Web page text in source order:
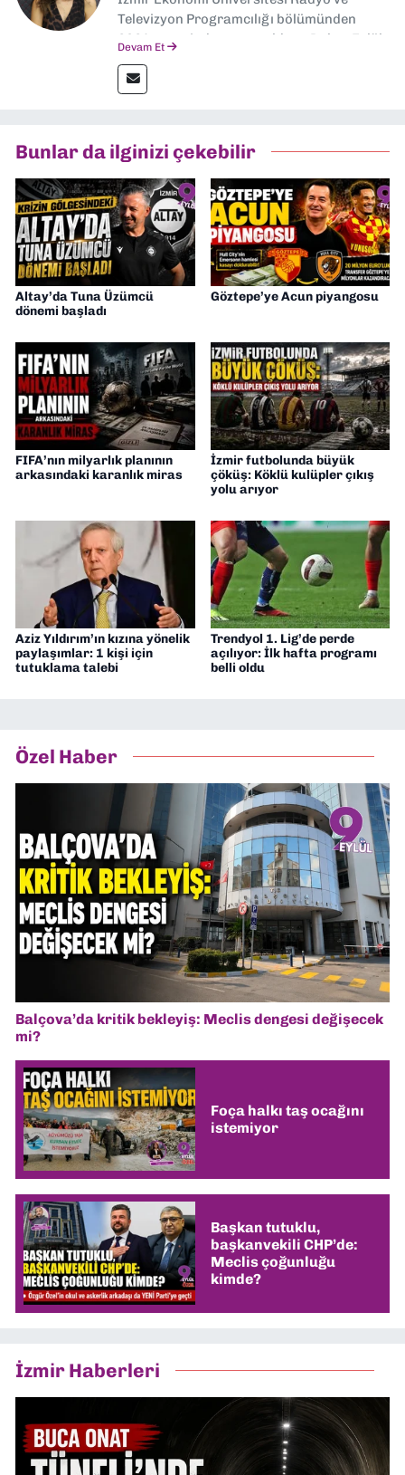
Televizyon Programcılığı bölümünden
2024 senesinde mezun oldum. Dokuz Eylül
editörlük görevini de üstleniyorum.
Devam Et
Bunlar da ilginizi çekebilir
Altay’da Tuna Üzümcü
dönemi başladı
Göztepe’ye Acun piyangosu
FIFA’nın milyarlık planının
arkasındaki karanlık miras
İzmir futbolunda büyük
çöküş: Köklü kulüpler çıkış
yolu arıyor
Aziz Yıldırım’ın kızına yönelik
paylaşımlar: 1 kişi için
tutuklama talebi
Trendyol 1. Lig’de perde
açılıyor: İlk hafta programı
belli oldu
Özel Haber
Balçova’da kritik bekleyiş: Meclis dengesi değişecek
mi?
Foça halkı taş ocağını
istemiyor
Başkan tutuklu,
başkanvekili CHP’de:
Meclis çoğunluğu
kimde?
İzmir Haberleri